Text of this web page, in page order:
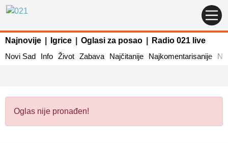
Najnovije Igrice Oglasi za posao
Radio 021 live
Novi Sad
Info Život Zabava Najčitanije Najkomentarisanije
Oglas nije pronađen!